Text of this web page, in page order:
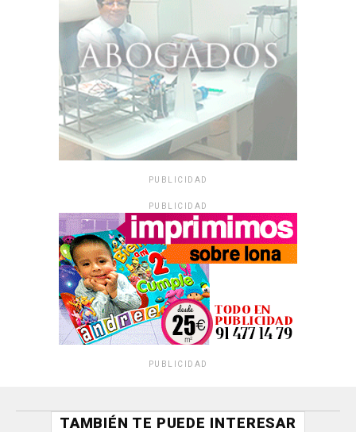
PUBLICIDAD
PUBLICIDAD
PUBLICIDAD
TAMBIÉN TE PUEDE INTERESAR